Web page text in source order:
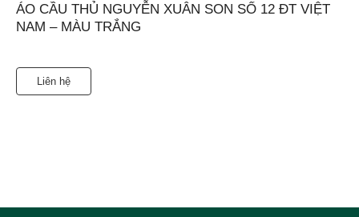
ÁO CẦU THỦ NGUYỄN XUÂN SON SỐ 12 ĐT VIỆT
NAM – MÀU TRẮNG
Liên hệ